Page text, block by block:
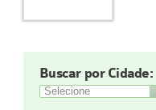
SEJA UM ASSOCIADO
VAGAS
Buscar por Cidade: